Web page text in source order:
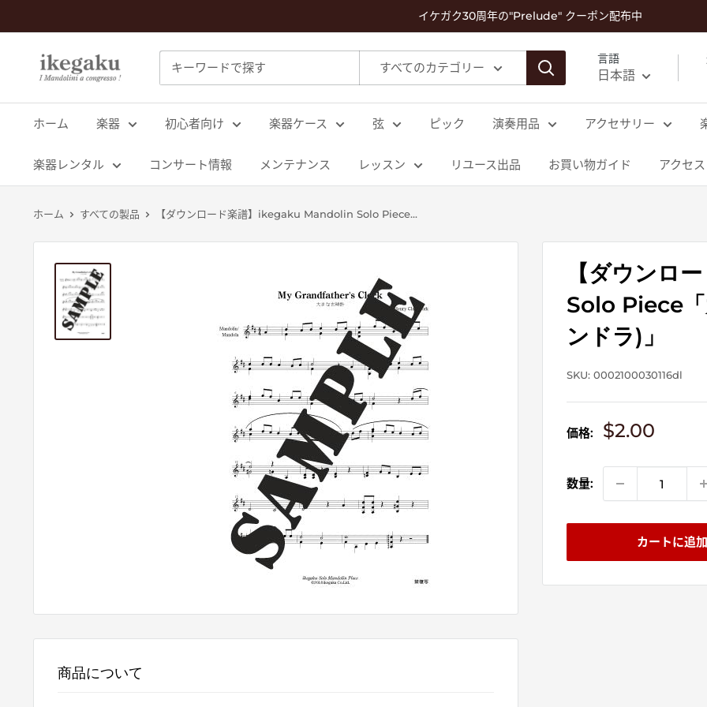
ン
ッ
イケガク30周年の"Prelude" クーポン配布中
Mandolin
&
Guitar
Shop
すべてのカテゴリー
言語
日本語
ホーム 楽器 初心者向け 楽器ケース 弦 ピック 演奏用品 アクセサリー
楽器レンタル コンサート情報 メンテナンス レッスン リユース出品 お買い物ガイド アクセス
ホーム すべての製品 【ダウンロード楽譜】ikegaku Mandolin Solo Piece...
【ダウンロ
Solo Piece
ンドラ)」
SKU: 0002100030116dl
価格:
販
価
格
$2.00
数量:
カートに追加
商品について